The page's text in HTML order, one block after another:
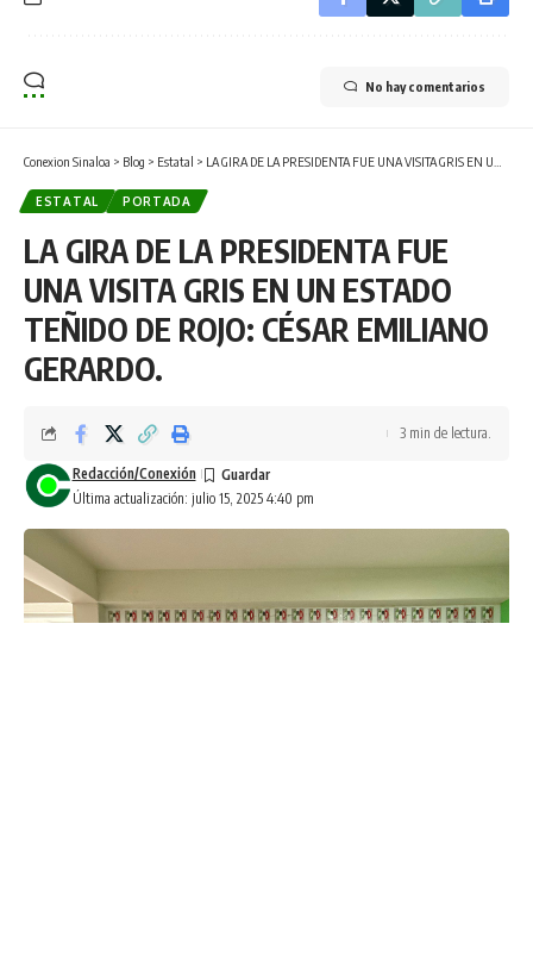
No hay comentarios
Conexion Sinaloa > Blog > Estatal > LA GIRA DE LA PRESIDENTA FUE UNA VISITA GRIS EN UN ESTADO TEÑIDO DE ROJO: CÉSAR EMILIANO GERARDO.
ESTATAL PORTADA
LA GIRA DE LA PRESIDENTA FUE
UNA VISITA GRIS EN UN ESTADO
TEÑIDO DE ROJO: CÉSAR EMILIANO
GERARDO.
Última actualización: julio 15, 2025 4:40 pm
Redacción/Conexión
3 min de lectura.